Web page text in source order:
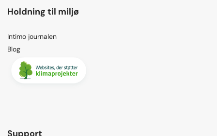
Holdning til miljø
Intimo journalen
Blog
Support